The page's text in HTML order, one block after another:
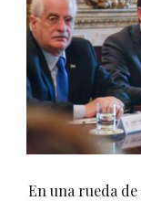
En una rueda